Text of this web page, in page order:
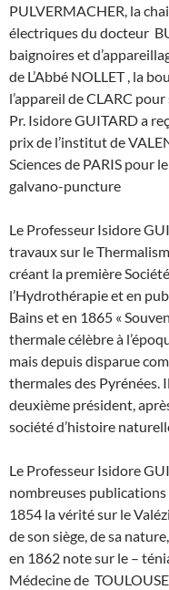
PULVERMACHER, la
électriques du docteur
baignoires et
de L’Abbé NOLLET , la
l’appareil de CLARC
Pr. Isidore GUITARD a
prix de l’institut de
Sciences de PARIS pour
galvano-puncture
Le Professeur Isidore
travaux sur le
créant la première
l’Hydrothérapie et en
Bains et en 1865 «
thermale célèbre à
mais depuis disparue
thermales des Pyrénées.
deuxième président,
société d’histoire
Le Professeur Isidore
nombreuses
1854 la vérité sur le
de son siège, de sa
en 1862 note sur le –
Médecine de